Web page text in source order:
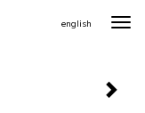
english